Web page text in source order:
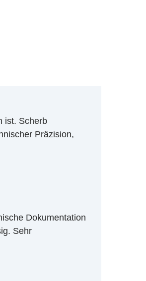
ist. Scherb
Präzision,
Dokumentation
Sehr